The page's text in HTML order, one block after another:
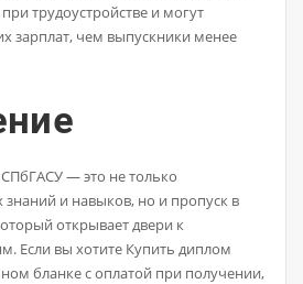
трудоустройстве и могут
зарплат, чем выпускники менее
— это не только
и навыков, но и пропуск в
открывает двери к
Если вы хотите Купить диплом
бланке с оплатой при получении,